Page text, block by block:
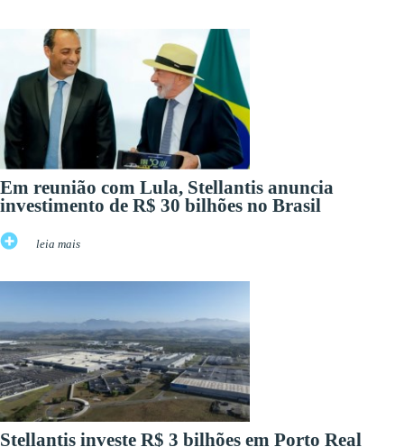
Em reunião com Lula, Stellantis anuncia
investimento de R$ 30 bilhões no Brasil
leia mais
Stellantis investe R$ 3 bilhões em Porto Real